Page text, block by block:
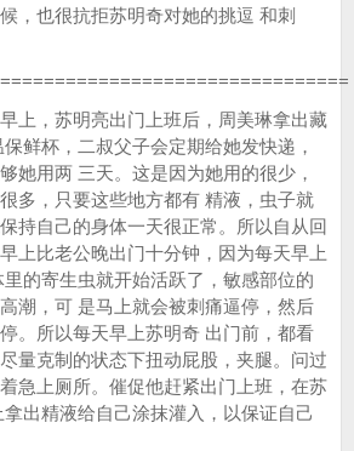
，也很抗拒苏明奇对她的挑逗 和刺
，苏明亮出门上班后，周美琳拿出藏
鲜杯，二叔父子会定期给她发快递，
她用两 三天。这是因为她用的很少，
多，只要这些地方都有 精液，虫子就
持自己的身体一天很正常。所以自从回
上比老公晚出门十分钟，因为每天早上
的寄生虫就开始活跃了，敏感部位的
潮，可 是马上就会被刺痛逼停，然后
。所以每天早上苏明奇 出门前，都看
量克制的状态下扭动屁股，夹腿。问过
急上厕所。催促他赶紧出门上班，在苏
出精液给自己涂抹灌入，以保证自己